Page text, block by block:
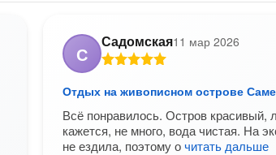
С
Садомская11 мар 2026
Отдых на живописном острове
Всё понравилось. Остров красивый,
кажется, не много, вода чистая. На
не ездила, поэтому очитать дальше